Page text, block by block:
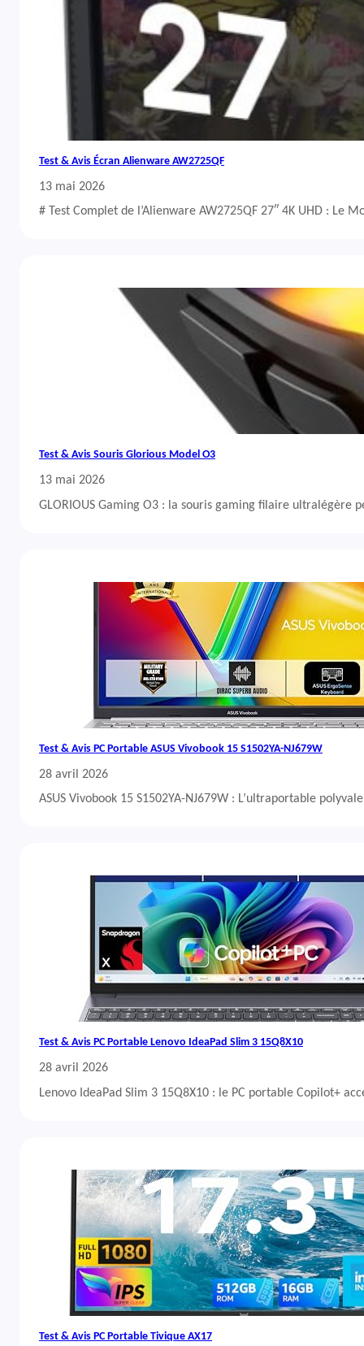
Test & Avis Écran Alienware AW2725QF
13 mai 2026
# Test Complet de l’Alienware AW2725QF 27″ 4K UHD : Le
Test & Avis Souris Glorious Model O3
13 mai 2026
GLORIOUS Gaming O3 : la souris gaming filaire ultralégère
Test & Avis PC Portable ASUS Vivobook 15 S1502YA-NJ679W
28 avril 2026
ASUS Vivobook 15 S1502YA-NJ679W : L’ultraportable
Test & Avis PC Portable Lenovo IdeaPad Slim 3 15Q8X10
28 avril 2026
Lenovo IdeaPad Slim 3 15Q8X10 : le PC portable Copilot+
Test & Avis PC Portable Tivique AX17